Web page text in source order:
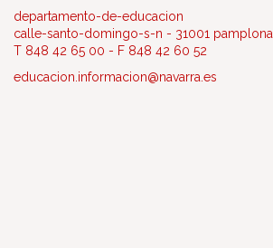
departamento-de-educacion
calle-santo-domingo-s-n - 31001 pamplona
T 848 42 65 00 - F 848 42 60 52
educacion.informacion@navarra.es